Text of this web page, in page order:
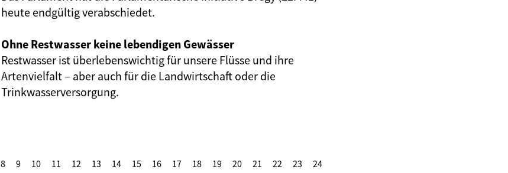
heute endgültig verabschiedet.
Ohne Restwasser keine lebendigen Gewässer
Restwasser ist überlebenswichtig für unsere Flüsse und ihre
Artenvielfalt – aber auch für die Landwirtschaft oder die
Trinkwasserversorgung.
8 9 10 11 12 13 14 15 16 17 18 19 20 21 22 23
24